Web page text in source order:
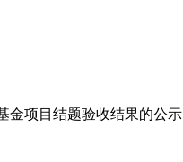
金项目结题验收结果的公示